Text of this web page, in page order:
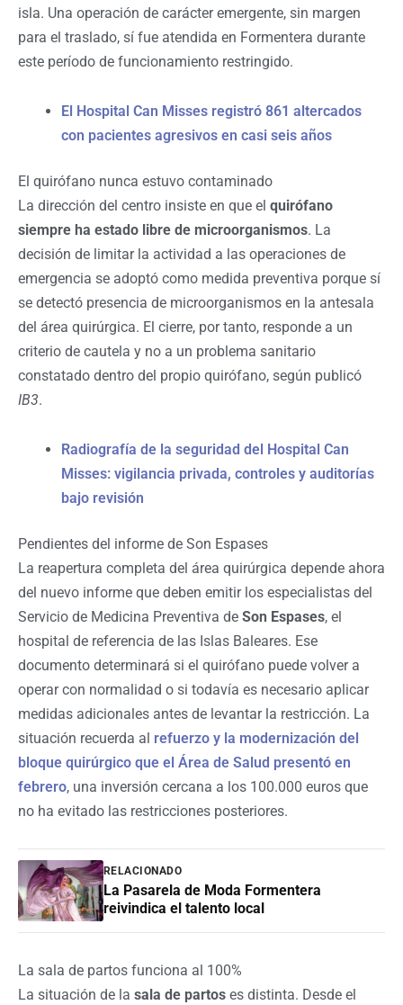
isla. Una operación de carácter emergente, sin margen
para el traslado, sí fue atendida en Formentera durante
este período de funcionamiento restringido.
El Hospital Can Misses registró 861 altercados
con pacientes agresivos en casi seis años
El quirófano nunca estuvo contaminado
La dirección del centro insiste en que el quirófano
siempre ha estado libre de microorganismos. La
decisión de limitar la actividad a las operaciones de
emergencia se adoptó como medida preventiva porque sí
se detectó presencia de microorganismos en la antesala
del área quirúrgica. El cierre, por tanto, responde a un
criterio de cautela y no a un problema sanitario
constatado dentro del propio quirófano, según publicó
IB3.
Radiografía de la seguridad del Hospital Can
Misses: vigilancia privada, controles y auditorías
bajo revisión
Pendientes del informe de Son Espases
La reapertura completa del área quirúrgica depende ahora
del nuevo informe que deben emitir los especialistas del
Servicio de Medicina Preventiva de Son Espases, el
hospital de referencia de las Islas Baleares. Ese
documento determinará si el quirófano puede volver a
operar con normalidad o si todavía es necesario aplicar
medidas adicionales antes de levantar la restricción. La
situación recuerda al refuerzo y la modernización del
bloque quirúrgico que el Área de Salud presentó en
febrero, una inversión cercana a los 100.000 euros que
no ha evitado las restricciones posteriores.
RELACIONADO
La Pasarela de Moda Formentera
reivindica el talento local
La sala de partos funciona al 100%
La situación de la sala de partos es distinta. Desde el